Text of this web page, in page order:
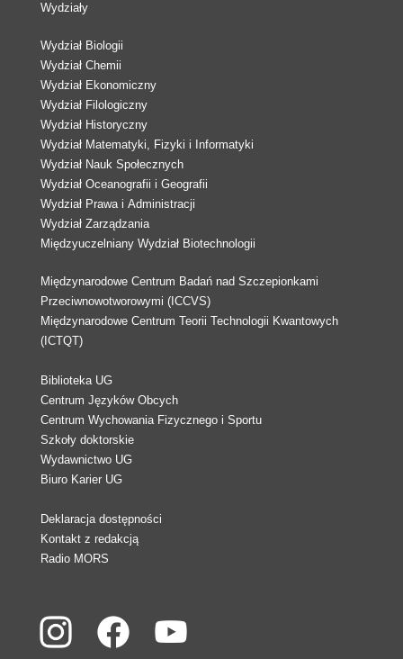
Wydziały
Wydział Biologii
Wydział Chemii
Wydział Ekonomiczny
Wydział Filologiczny
Wydział Historyczny
Wydział Matematyki, Fizyki i Informatyki
Wydział Nauk Społecznych
Wydział Oceanografii i Geografii
Wydział Prawa i Administracji
Wydział Zarządzania
Międzyuczelniany Wydział Biotechnologii
Międzynarodowe Centrum Badań nad Szczepionkami
Przeciwnowotworowymi (ICCVS)
Międzynarodowe Centrum Teorii Technologii Kwantowych
(ICTQT)
Biblioteka UG
Centrum Języków Obcych
Centrum Wychowania Fizycznego i Sportu
Szkoły doktorskie
Wydawnictwo UG
Biuro Karier UG
Deklaracja dostępności
Kontakt z redakcją
Radio MORS